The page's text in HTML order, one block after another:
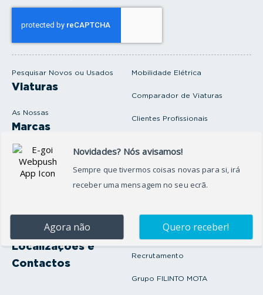
Pesquisar Novos ou Usados
Viaturas
As Nossas
Marcas
Produtos e serviços
Oficina
Onde Estamos
Localizações e
Contactos
Mobilidade Elétrica
Comparador de Viaturas
Clientes Profissionais
Seguros Protector
Artigos e Notícias
Recrutamento
Grupo FILINTO MOTA
l